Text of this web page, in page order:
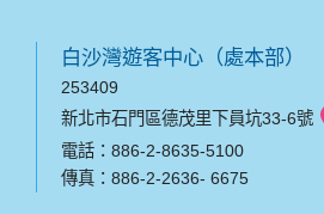
白沙灣遊客中心（處本部）
253409
新北市石門區德茂里下員坑33-6號
電話：886-2-8635-5100
傳真：886-2-2636- 6675